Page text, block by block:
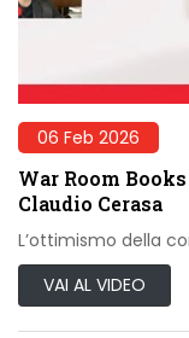
06 Feb 2026
War Room
Claudio Cerasa
L’ottimismo della
VAI AL VIDEO